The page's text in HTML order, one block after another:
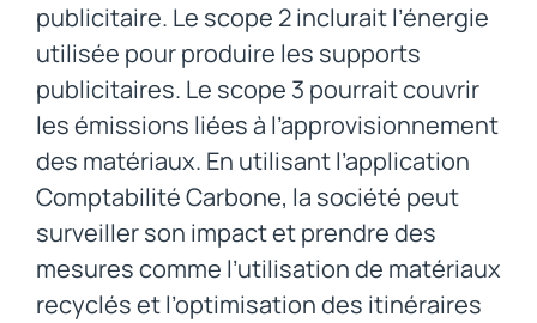
publicitaire. Le scope 2 inclurait l’énergie
utilisée pour produire les supports
publicitaires. Le scope 3 pourrait couvrir
les émissions liées à l’approvisionnement
des matériaux. En utilisant l’application
Comptabilité Carbone, la société peut
surveiller son impact et prendre des
mesures comme l’utilisation de matériaux
recyclés et l’optimisation des itinéraires